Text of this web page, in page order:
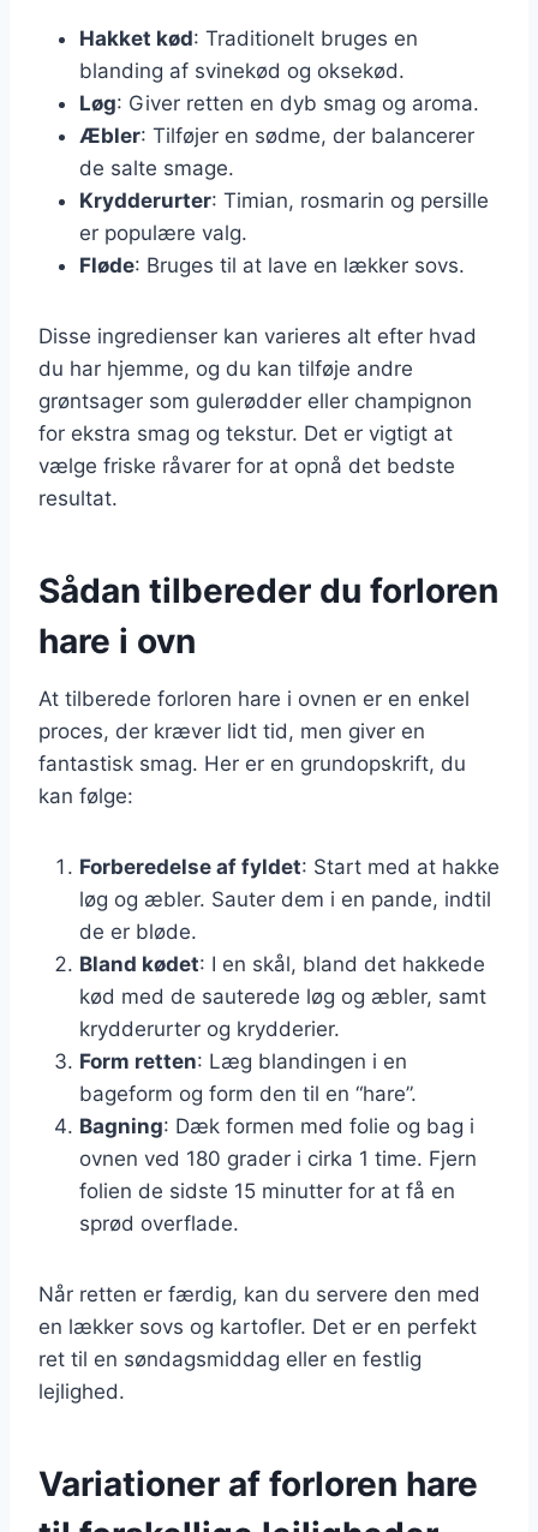
Hakket kød: Traditionelt bruges en
blanding af svinekød og oksekød.
Løg: Giver retten en dyb smag og aroma.
Æbler: Tilføjer en sødme, der balancerer
de salte smage.
Krydderurter: Timian, rosmarin og persille
er populære valg.
Fløde: Bruges til at lave en lækker sovs.
Disse ingredienser kan varieres alt efter hvad
du har hjemme, og du kan tilføje andre
grøntsager som gulerødder eller champignon
for ekstra smag og tekstur. Det er vigtigt at
vælge friske råvarer for at opnå det bedste
resultat.
Sådan tilbereder du forloren
hare i ovn
At tilberede forloren hare i ovnen er en enkel
proces, der kræver lidt tid, men giver en
fantastisk smag. Her er en grundopskrift, du
kan følge:
Forberedelse af fyldet: Start med at hakke
løg og æbler. Sauter dem i en pande, indtil
de er bløde.
Bland kødet: I en skål, bland det hakkede
kød med de sauterede løg og æbler, samt
krydderurter og krydderier.
Form retten: Læg blandingen i en
bageform og form den til en “hare”.
Bagning: Dæk formen med folie og bag i
ovnen ved 180 grader i cirka 1 time. Fjern
folien de sidste 15 minutter for at få en
sprød overflade.
Når retten er færdig, kan du servere den med
en lækker sovs og kartofler. Det er en perfekt
ret til en søndagsmiddag eller en festlig
lejlighed.
Variationer af forloren hare